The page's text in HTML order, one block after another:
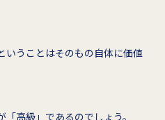
いうことはそのもの自体に価値
高級」であるのでしょう。